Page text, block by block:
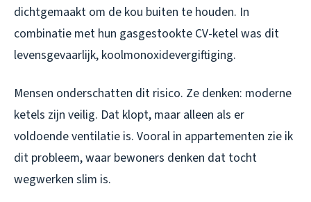
dichtgemaakt om de kou buiten te houden. In
combinatie met hun gasgestookte CV-ketel was dit
levensgevaarlijk, koolmonoxidevergiftiging.
Mensen onderschatten dit risico. Ze denken: moderne
ketels zijn veilig. Dat klopt, maar alleen als er
voldoende ventilatie is. Vooral in appartementen zie ik
dit probleem, waar bewoners denken dat tocht
wegwerken slim is.